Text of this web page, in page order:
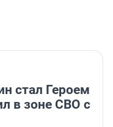
стал Героем
в зоне СВО с